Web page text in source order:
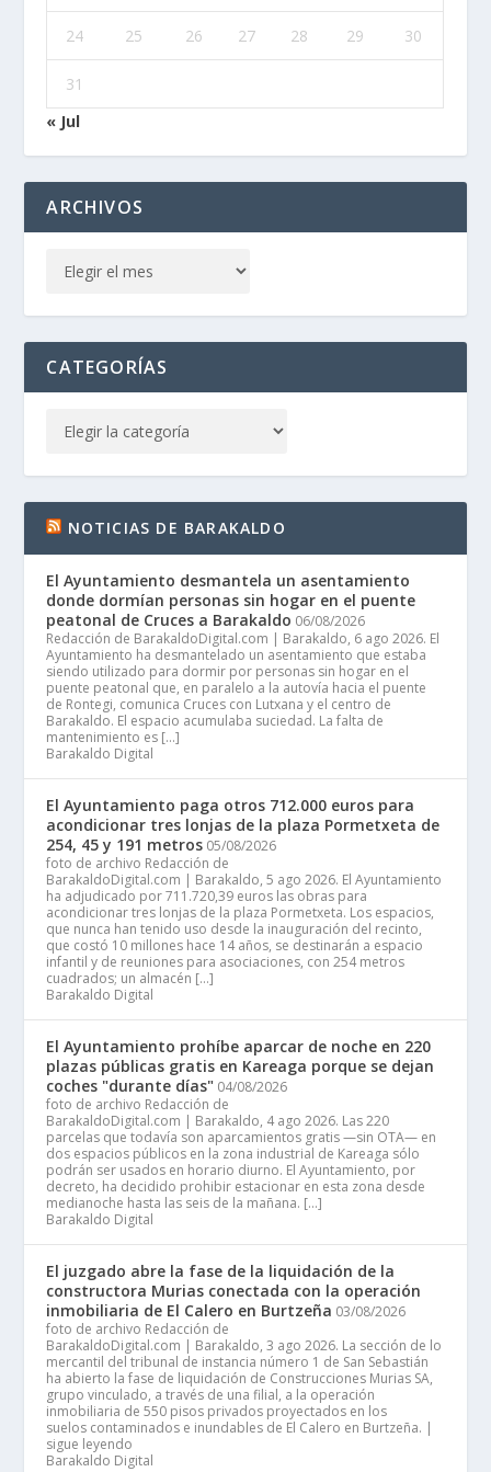
24 25 26 27 28 29 30
31
« Jul
ARCHIVOS
CATEGORÍAS
NOTICIAS DE BARAKALDO
El Ayuntamiento desmantela un asentamiento
donde dormían personas sin hogar en el puente
peatonal de Cruces a Barakaldo 06/08/2026
Redacción de BarakaldoDigital.com | Barakaldo, 6 ago 2026. El
Ayuntamiento ha desmantelado un asentamiento que estaba
siendo utilizado para dormir por personas sin hogar en el
puente peatonal que, en paralelo a la autovía hacia el puente
de Rontegi, comunica Cruces con Lutxana y el centro de
Barakaldo. El espacio acumulaba suciedad. La falta de
mantenimiento es […]
Barakaldo Digital
El Ayuntamiento paga otros 712.000 euros para
acondicionar tres lonjas de la plaza Pormetxeta de
254, 45 y 191 metros 05/08/2026
foto de archivo Redacción de
BarakaldoDigital.com | Barakaldo, 5 ago 2026. El Ayuntamiento
ha adjudicado por 711.720,39 euros las obras para
acondicionar tres lonjas de la plaza Pormetxeta. Los espacios,
que nunca han tenido uso desde la inauguración del recinto,
que costó 10 millones hace 14 años, se destinarán a espacio
infantil y de reuniones para asociaciones, con 254 metros
cuadrados; un almacén […]
Barakaldo Digital
El Ayuntamiento prohíbe aparcar de noche en 220
plazas públicas gratis en Kareaga porque se dejan
coches "durante días" 04/08/2026
foto de archivo Redacción de
BarakaldoDigital.com | Barakaldo, 4 ago 2026. Las 220
parcelas que todavía son aparcamientos gratis —sin OTA— en
dos espacios públicos en la zona industrial de Kareaga sólo
podrán ser usados en horario diurno. El Ayuntamiento, por
decreto, ha decidido prohibir estacionar en esta zona desde
medianoche hasta las seis de la mañana. […]
Barakaldo Digital
El juzgado abre la fase de la liquidación de la
constructora Murias conectada con la operación
inmobiliaria de El Calero en Burtzeña 03/08/2026
foto de archivo Redacción de
BarakaldoDigital.com | Barakaldo, 3 ago 2026. La sección de lo
mercantil del tribunal de instancia número 1 de San Sebastián
ha abierto la fase de liquidación de Construcciones Murias SA,
grupo vinculado, a través de una filial, a la operación
inmobiliaria de 550 pisos privados proyectados en los
suelos contaminados e inundables de El Calero en Burtzeña. |
sigue leyendo
Barakaldo Digital